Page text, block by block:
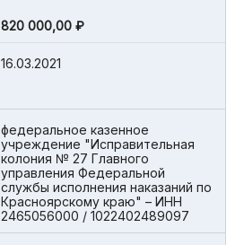
820 000,00 ₽
16.03.2021
федеральное казенное
учреждение "Исправительная
колония № 27 Главного
управления Федеральной
службы исполнения наказаний по
Красноярскому краю" – ИНН
2465056000 / 1022402489097